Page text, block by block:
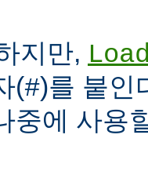
지만,
(#)를 붙인
중에 사용